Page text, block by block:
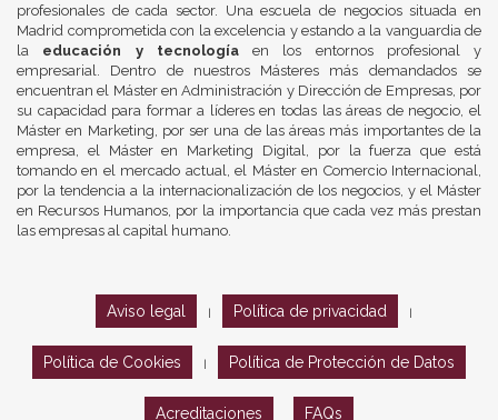
profesionales de cada sector. Una escuela de negocios situada en
Madrid comprometida con la excelencia y estando a la vanguardia de
la educación y tecnologíaen los entornos profesional y
empresarial. Dentro de nuestros Másteres más demandados se
encuentran el Máster en Administración y Dirección de Empresas, por
su capacidad para formar a líderes en todas las áreas de negocio, el
Máster en Marketing, por ser una de las áreas más importantes de la
empresa, el Máster en Marketing Digital, por la fuerza que está
tomando en el mercado actual, el Máster en Comercio Internacional,
por la tendencia a la internacionalización de los negocios, y el Máster
en Recursos Humanos, por la importancia que cada vez más prestan
las empresas al capital humano.
Aviso legal Política de privacidad
Política de Cookies Política de Protección de Datos
Acreditaciones FAQs